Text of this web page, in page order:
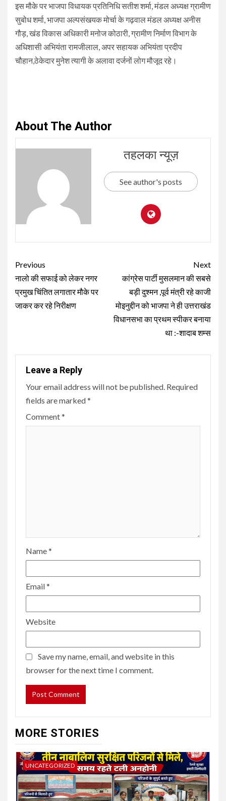
इस मौके पर भाजपा विधायक प्रतिनिधि सतीश शर्मा, मंडल अध्यक्ष ग्रामीण
सुबोध शर्मा, भाजपा अल्पसंखयक मोर्चा के गढ़वाल मंडल अध्यक्ष अनीस
गौड़, खंड विकास अधिकारी मनोज कोठारी, ग्रामीण निर्माण विभाग के
अधिशासी अभियंता रामजीलाल, अपर सहायक अभियंता प्रदीप
चौहान,ठेकेदार मुनेश त्यागी के अलावा दर्जनों लोग मौजूद रहे।
About The Author
तहलका न्यूज़
See author's posts
Continue
Reading
Previous
नालो की सफाई को लेकर नगर
प्रमुख चिंतित लगातार मौके पर
जाकर कर रहे निरीक्षण
Next
कांग्रेस पार्टी मुसलमान की सबसे
बड़ी दुश्मन ,पूर्व मंत्री रहे काजी
मोइनुद्दीन को भाजपा ने ही उत्तराखंड
विधानसभा का प्रथम स्पीकर बनाया
था :-शादाब शम्स
Leave a Reply
Your email address will not be published. Required
fields are marked*
Comment*
Name*
Email*
Website
Save my name, email, and website in this
browser for the next time I comment.
MORE STORIES
UNCATEGORIZED